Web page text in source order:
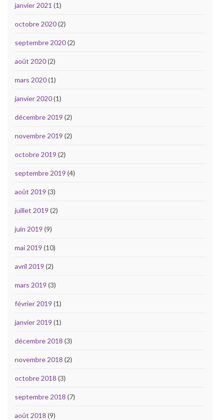
janvier 2021 (1)
octobre 2020(2)
septembre 2020(2)
août 2020(2)
mars 2020(1)
janvier 2020(1)
décembre 2019 (2)
novembre 2019 (2)
octobre 2019 (2)
septembre 2019 (4)
août 2019 (3)
juillet 2019 (2)
juin 2019 (9)
mai 2019 (10)
avril 2019 (2)
mars 2019 (3)
février 2019 (1)
janvier 2019 (1)
décembre 2018 (3)
novembre 2018 (2)
octobre 2018 (3)
septembre 2018 (7)
août 2018 (9)